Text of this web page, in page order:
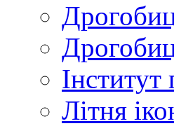
Інститут
Літня